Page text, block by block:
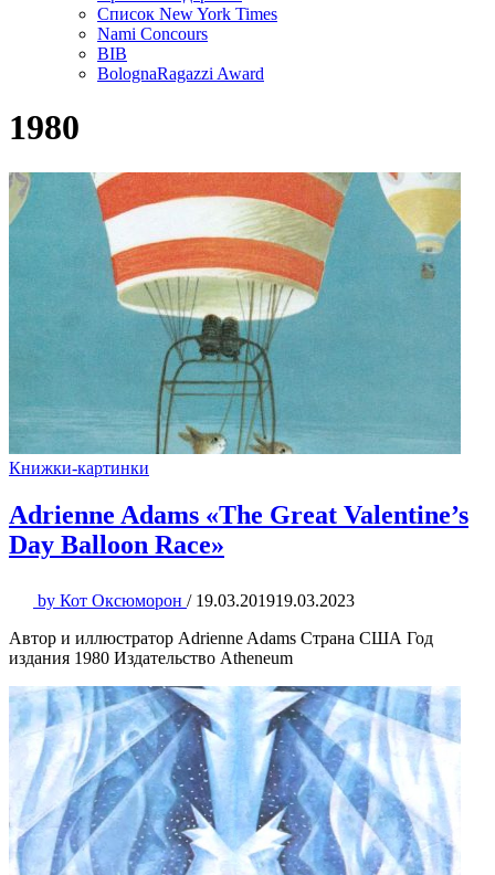
Список New York Times
Nami Concours
BIB
BolognaRagazzi Award
1980
Книжки-картинки
Adrienne Adams «The Great Valentine’s
Day Balloon Race»
by Кот Оксюморон / 19.03.201919.03.2023
Автор и иллюстратор Adrienne Adams Страна США Год
издания 1980 Издательство Atheneum